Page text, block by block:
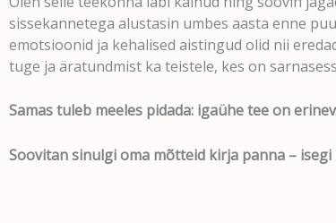
sissekannetega alustasin umbes aasta enne
emotsioonid ja kehalised aistingud olid nii
tuge ja äratundmist ka teistele, kes on
Samas tuleb meeles pidada: igaühe tee on
Soovitan sinulgi oma mõtteid kirja panna –